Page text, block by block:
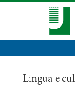
Lingua e